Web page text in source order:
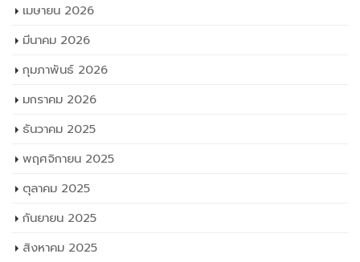
เมษายน 2026
มีนาคม 2026
กุมภาพันธ์ 2026
มกราคม 2026
ธันวาคม 2025
พฤศจิกายน 2025
ตุลาคม 2025
กันยายน 2025
สิงหาคม 2025